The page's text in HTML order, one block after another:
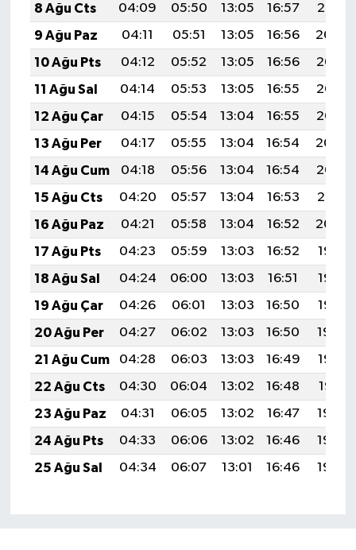
8 Ağu Cts
04:09 05:50 13:05 16:57
20:10
9 Ağu Paz
04:11 05:51 13:05 16:56
20:09
10 Ağu Pts
04:12 05:52 13:05 16:56
20:08
11 Ağu Sal
04:14 05:53 13:05 16:55
20:06
12 Ağu Çar
04:15 05:54 13:04 16:55
20:05
13 Ağu Per
04:17 05:55 13:04 16:54
20:04
14 Ağu Cum
04:18 05:56 13:04 16:54
20:02
15 Ağu Cts
04:20 05:57 13:04 16:53
20:01
16 Ağu Paz
04:21 05:58 13:04 16:52
20:00
17 Ağu Pts
04:23 05:59 13:03 16:52
19:58
18 Ağu Sal
04:24 06:00 13:03 16:51
19:57
19 Ağu Çar
04:26 06:01 13:03 16:50
19:55
20 Ağu Per
04:27 06:02 13:03 16:50
19:54
21 Ağu Cum
04:28 06:03 13:03 16:49
19:52
22 Ağu Cts
04:30 06:04 13:02 16:48
19:51
23 Ağu Paz
04:31 06:05 13:02 16:47
19:49
24 Ağu Pts
04:33 06:06 13:02 16:46
19:48
25 Ağu Sal
04:34 06:07 13:01 16:46 19:46